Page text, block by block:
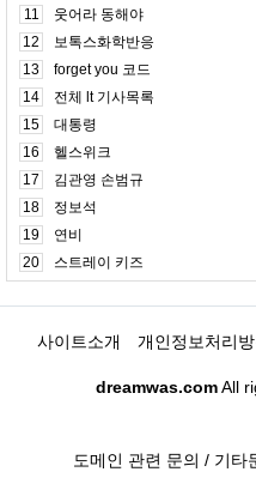
11
웃어라 동해야
12
보톡스화학반응
13
forget you 코드
14
전체 lt 기사목록
15
대통령
16
헬스위크
17
김관영 손범규
18
정보석
19
연비
20
스트레이 키즈
사이트소개 개인정보처리방
dreamwas.comAll
도메인 관련 문의 / 기타